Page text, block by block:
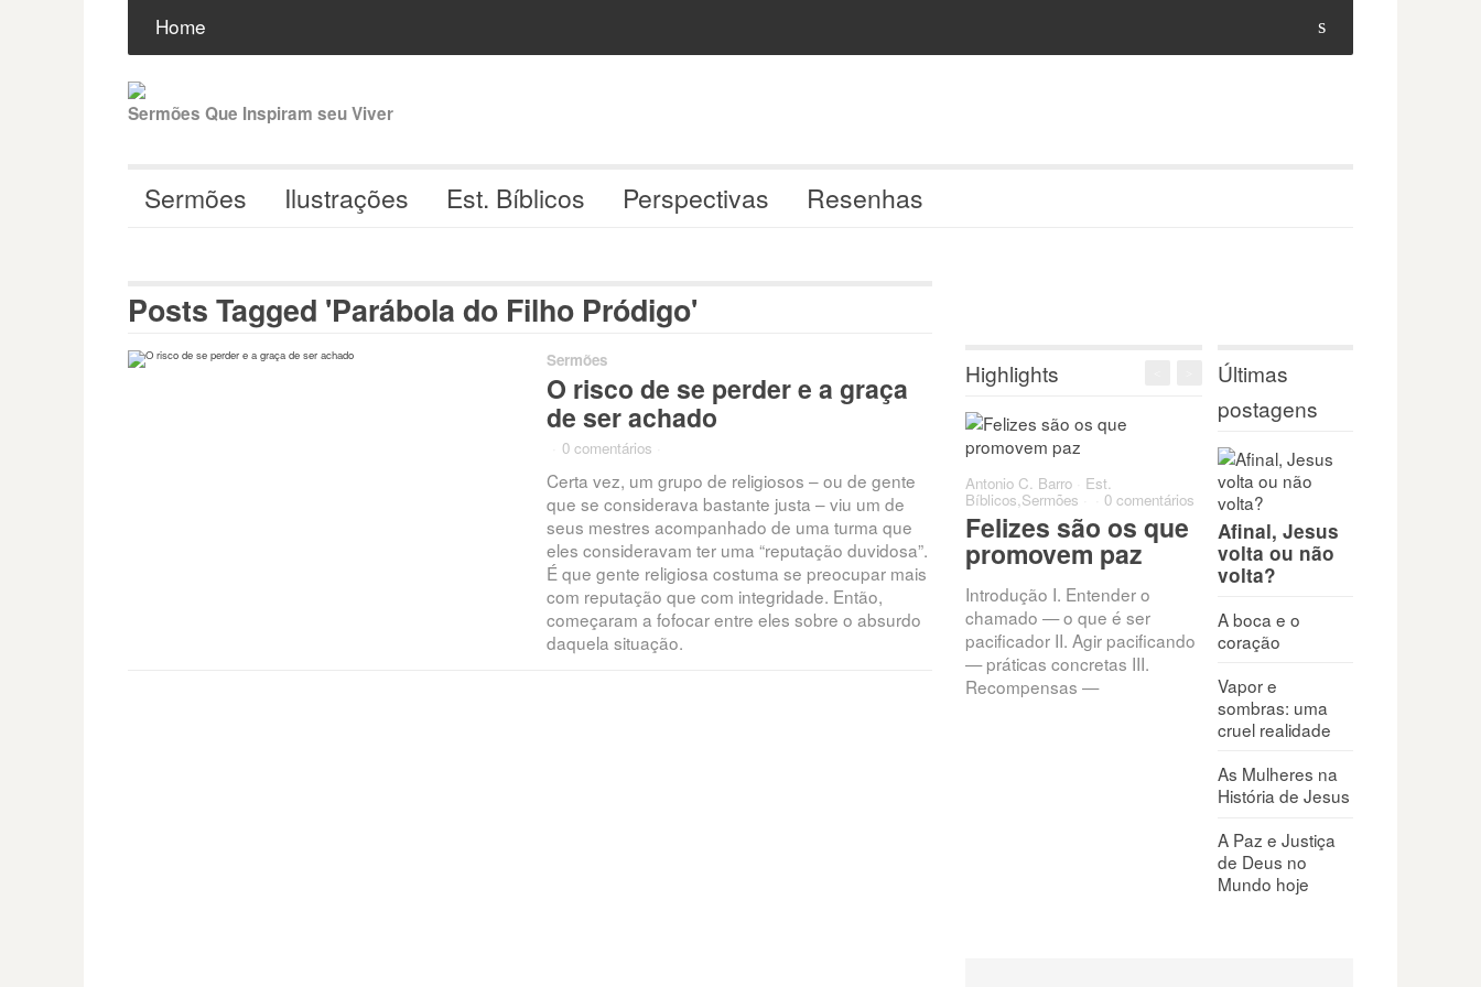
s
para
conteúdo
Home
Sermões Que Inspiram seu Viver
Sermões Ilustrações Est. Bíblicos Perspectivas Resenhas
Posts Tagged 'Parábola do Filho Pródigo'
Sermões
O risco de se perder e a graça
de ser achado
0 comentários
Certa vez, um grupo de religiosos – ou de gente
que se considerava bastante justa – viu um de
seus mestres acompanhado de uma turma que
eles consideravam ter uma “reputação duvidosa”.
É que gente religiosa costuma se preocupar mais
com reputação que com integridade. Então,
começaram a fofocar entre eles sobre o absurdo
daquela situação.
Highlights
Antonio C. Barro Est.
Bíblicos,Sermões 0 comentários
Felizes são os que
promovem paz
Introdução I. Entender o
chamado — o que é ser
pacificador II. Agir pacificando
— práticas concretas III.
Recompensas —
Últimas
postagens
Afinal, Jesus
volta ou não
volta?
A boca e o
coração
Vapor e
sombras: uma
cruel realidade
As Mulheres na
História de Jesus
A Paz e Justiça
de Deus no
Mundo hoje